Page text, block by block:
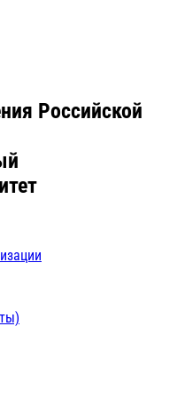
Российской